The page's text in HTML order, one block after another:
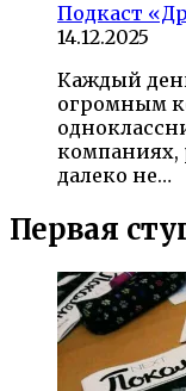
Подкаст
14.12.2025
Каждый
огромным
компаниях,
далеко не…
Первая